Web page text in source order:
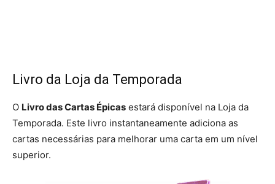
Livro da Loja da Temporada
O Livro das Cartas Épicas estará disponível na Loja da
Temporada. Este livro instantaneamente adiciona as
cartas necessárias para melhorar uma carta em um nível
superior.